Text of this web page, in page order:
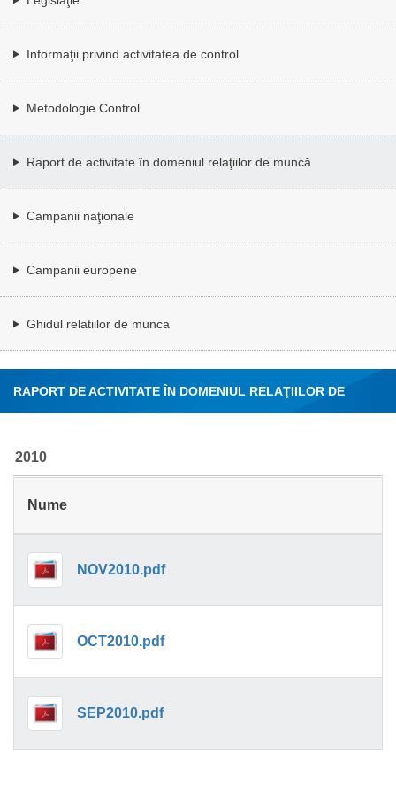
Informaţii privind activitatea de control
Metodologie Control
Raport de activitate în domeniul relaţiilor de muncă
Campanii naţionale
Campanii europene
Ghidul relatiilor de munca
RAPORT DE ACTIVITATE ÎN DOMENIUL RELAŢIILOR DE
2010
Nume
NOV2010.pdf
OCT2010.pdf
SEP2010.pdf